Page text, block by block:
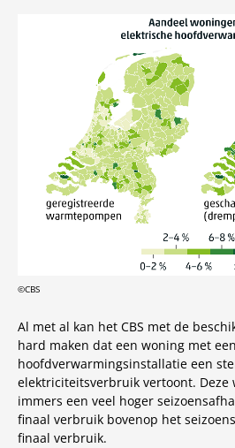
©CBS
Al met al kan het CBS met de
hard maken dat een woning met
hoofdverwarmingsinstallatie een
elektriciteitsverbruik vertoont. Deze
immers een veel hoger
finaal verbruik bovenop het
finaal verbruik.